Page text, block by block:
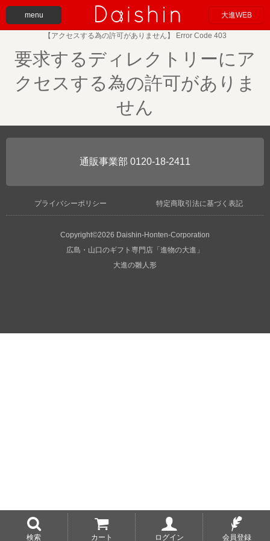
menu 大進WEB
検索 カート ログイン 会員登録
【アクセスする為の許可がありません】 Error Code 403
要求するディレクトリーにア
クセスする為の許可がありま
せん
0120-18-2411
プライバシーポリシー 特定商取引法に基づく表記
Copyright©2026 Daishin-Honten-Corporation
広島・山口のギフト専門店「進物の大進」
大進の雛人形